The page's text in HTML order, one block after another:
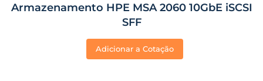
Armazenamento HPE MSA 2060 10GbE iSCSI
SFF
Adicionar a Cotação